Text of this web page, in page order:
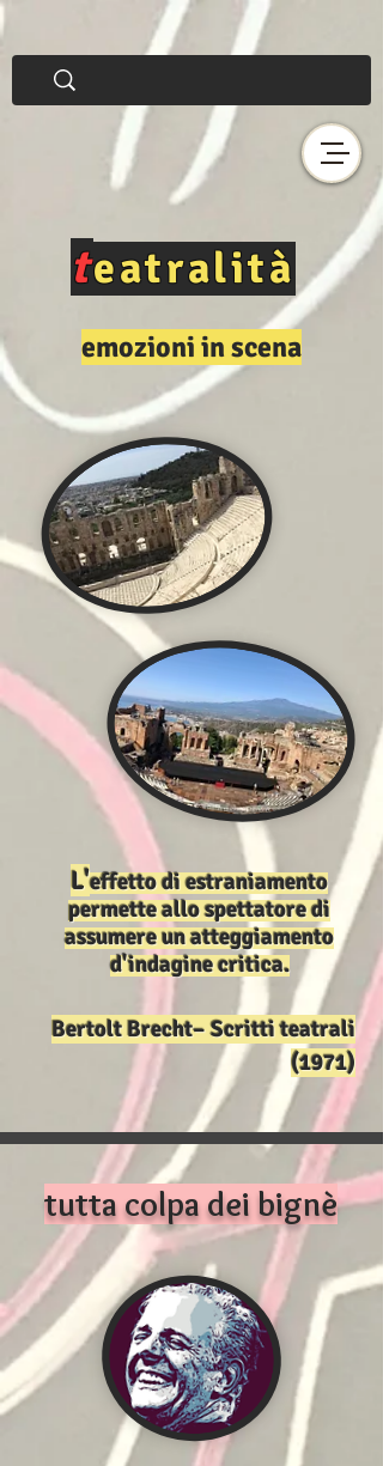
teatralità
emozioni in scena
L'effetto diestraniamento
permette allo spettatore di
assumere un atteggiamento
d'indagine critica.
Bertolt Brecht– Scritti teatrali
(1971)
tutta colpa dei bignè